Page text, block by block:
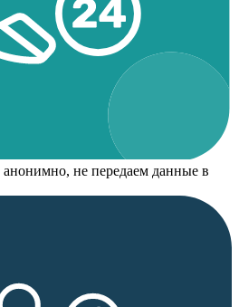
не передаем данные в